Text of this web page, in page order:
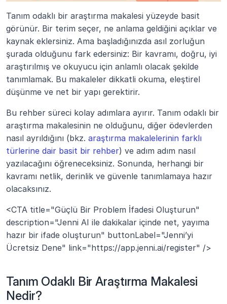
Tanım odaklı bir araştırma makalesi yüzeyde basit
görünür. Bir terim seçer, ne anlama geldiğini açıklar ve
kaynak eklersiniz. Ama başladığınızda asıl zorluğun
şurada olduğunu fark edersiniz: Bir kavramı, doğru, iyi
araştırılmış ve okuyucu için anlamlı olacak şekilde
tanımlamak. Bu makaleler dikkatli okuma, eleştirel
düşünme ve net bir yapı gerektirir.
Bu rehber süreci kolay adımlara ayırır. Tanım odaklı bir
araştırma makalesinin ne olduğunu, diğer ödevlerden
nasıl ayrıldığını (bkz. araştırma makalelerinin farklı
türlerine dair basit bir rehber) ve adım adım nasıl
yazılacağını öğreneceksiniz. Sonunda, herhangi bir
kavramı netlik, derinlik ve güvenle tanımlamaya hazır
olacaksınız.
<CTA title="Güçlü Bir Problem İfadesi Oluşturun"
description="Jenni AI ile dakikalar içinde net, yayıma
hazır bir ifade oluşturun" buttonLabel="Jenni’yi
Ücretsiz Dene" link="https://app.jenni.ai/register" />
Tanım Odaklı Bir Araştırma Makalesi
Nedir?